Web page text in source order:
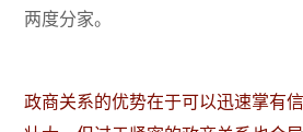
两度分家。
政商关系的优势在于可以迅速掌有